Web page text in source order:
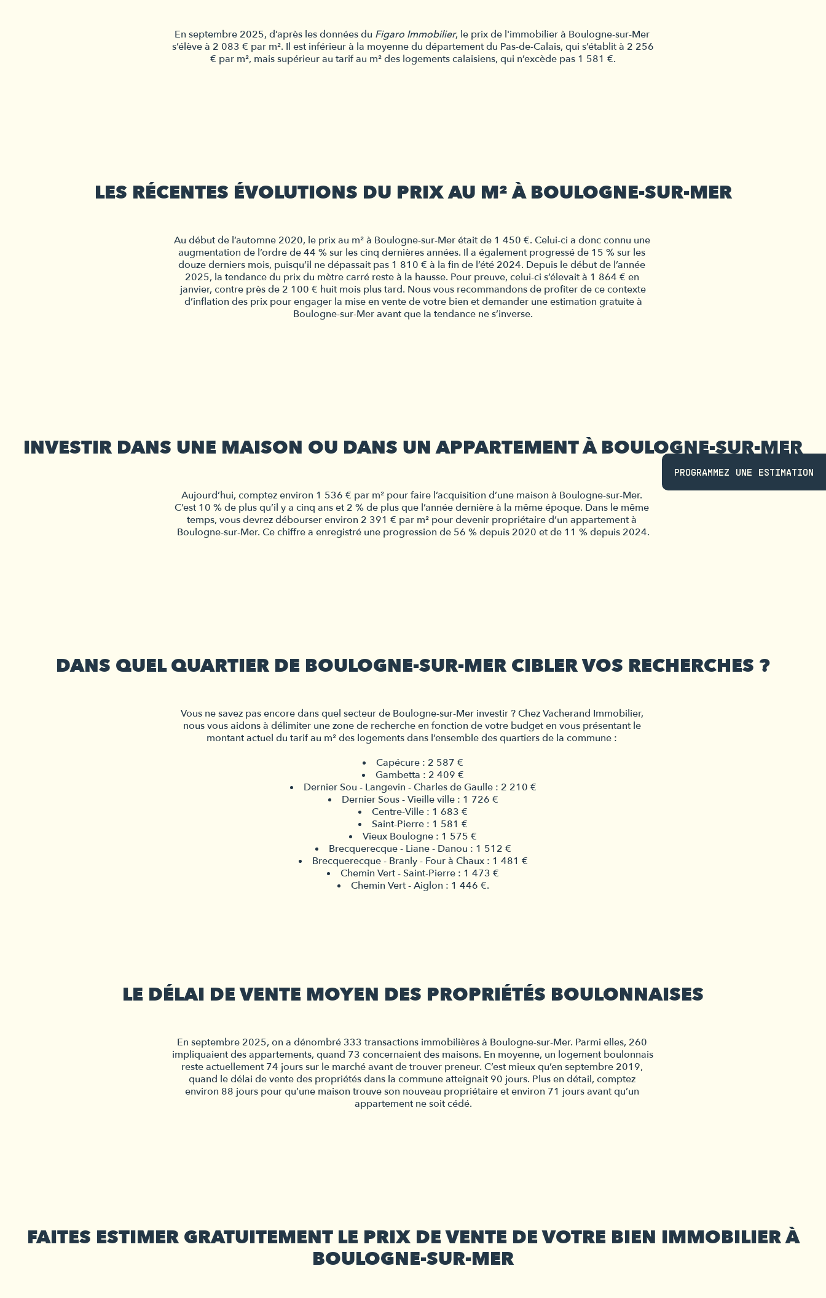
En septembre 2025, d’après les données du Figaro Immobilier, le prix de l'immobilier à Boulogne-sur-Mer
s’élève à 2 083 € par m². Il est inférieur à la moyenne du département du Pas-de-Calais, qui s’établit à 2 256
€ par m², mais supérieur au tarif au m² des logements calaisiens, qui n’excède pas 1 581 €.
LES RÉCENTES ÉVOLUTIONS DU PRIX AU M² À BOULOGNE-SUR-MER
Au début de l’automne 2020, le prix au m² à Boulogne-sur-Mer était de 1 450 €. Celui-ci a donc connu une
augmentation de l’ordre de 44 % sur les cinq dernières années. Il a également progressé de 15 % sur les
douze derniers mois, puisqu’il ne dépassait pas 1 810 € à la fin de l’été 2024. Depuis le début de l’année
2025, la tendance du prix du mètre carré reste à la hausse. Pour preuve, celui-ci s’élevait à 1 864 € en
janvier, contre près de 2 100 € huit mois plus tard. Nous vous recommandons de profiter de ce contexte
d’inflation des prix pour engager la mise en vente de votre bien et demander une estimation gratuite à
Boulogne-sur-Mer avant que la tendance ne s’inverse.
INVESTIR DANS UNE MAISON OU DANS UN APPARTEMENT À BOULOGNE-SUR-MER
Aujourd’hui, comptez environ 1 536 € par m² pour faire l’acquisition d’une maison à Boulogne-sur-Mer.
C’est 10 % de plus qu’il y a cinq ans et 2 % de plus que l’année dernière à la même époque. Dans le même
temps, vous devrez débourser environ 2 391 € par m² pour devenir propriétaire d’un appartement à
Boulogne-sur-Mer. Ce chiffre a enregistré une progression de 56 % depuis 2020 et de 11 % depuis 2024.
DANS QUEL QUARTIER DE BOULOGNE-SUR-MER CIBLER VOS RECHERCHES ?
Vous ne savez pas encore dans quel secteur de Boulogne-sur-Mer investir ? Chez Vacherand Immobilier,
nous vous aidons à délimiter une zone de recherche en fonction de votre budget en vous présentant le
montant actuel du tarif au m² des logements dans l’ensemble des quartiers de la commune :
Capécure : 2 587 €
Gambetta : 2 409 €
Dernier Sou - Langevin - Charles de Gaulle : 2 210 €
Dernier Sous - Vieille ville : 1 726 €
Centre-Ville : 1 683 €
Saint-Pierre : 1 581 €
Vieux Boulogne : 1 575 €
Brecquerecque - Liane - Danou : 1 512 €
Brecquerecque - Branly - Four à Chaux : 1 481 €
Chemin Vert - Saint-Pierre : 1 473 €
Chemin Vert - Aiglon : 1 446 €.
LE DÉLAI DE VENTE MOYEN DES PROPRIÉTÉS BOULONNAISES
En septembre 2025, on a dénombré 333 transactions immobilières à Boulogne-sur-Mer. Parmi elles, 260
impliquaient des appartements, quand 73 concernaient des maisons. En moyenne, un logement boulonnais
reste actuellement 74 jours sur le marché avant de trouver preneur. C’est mieux qu’en septembre 2019,
quand le délai de vente des propriétés dans la commune atteignait 90 jours. Plus en détail, comptez
environ 88 jours pour qu’une maison trouve son nouveau propriétaire et environ 71 jours avant qu’un
appartement ne soit cédé.
FAITES ESTIMER GRATUITEMENT LE PRIX DE VENTE DE VOTRE BIEN IMMOBILIER À
BOULOGNE-SUR-MER
PROGRAMMEZ UNE ESTIMATION